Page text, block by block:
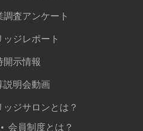
調査アンケート
ッジレポート
開示情報
説明会動画
ッジサロンとは？
会員制度とは？